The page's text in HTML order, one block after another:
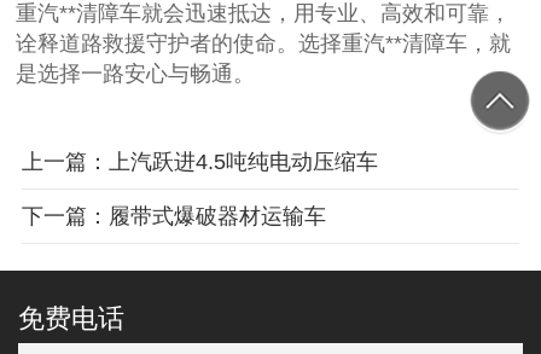
重汽**清障车就会迅速抵达，用专业、高效和可靠，
诠释道路救援守护者的使命。选择重汽**清障车，就
是选择一路安心与畅通。
上一篇：上汽跃进4.5吨纯电动压缩车
下一篇：履带式爆破器材运输车
免费电话